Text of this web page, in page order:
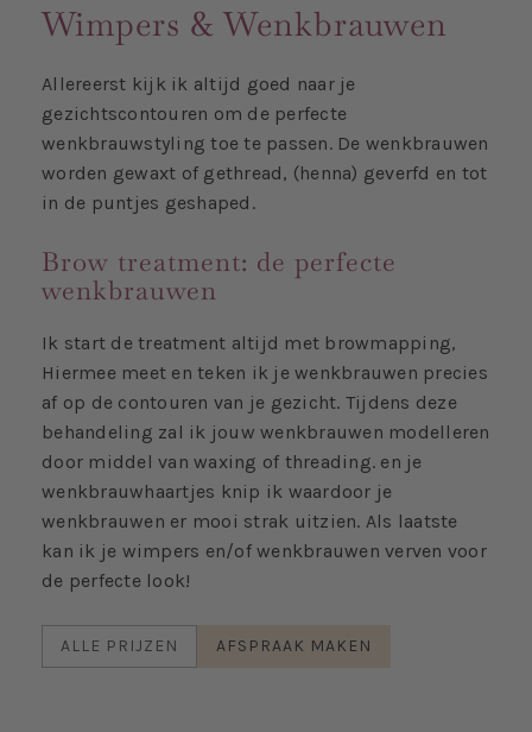
Wimpers & Wenkbrauwen
Allereerst kijk ik altijd goed naar je
gezichtscontouren om de perfecte
wenkbrauwstyling toe te passen. De wenkbrauwen
worden gewaxt of gethread, (henna) geverfd en tot
in de puntjes geshaped.
Brow treatment: de perfecte
wenkbrauwen
Ik start de treatment altijd met browmapping,
Hiermee meet en teken ik je wenkbrauwen precies
af op de contouren van je gezicht. Tijdens deze
behandeling zal ik jouw wenkbrauwen modelleren
door middel van waxing of threading. en je
wenkbrauwhaartjes knip ik waardoor je
wenkbrauwen er mooi strak uitzien. Als laatste
kan ik je wimpers en/of wenkbrauwen verven voor
de perfecte look!
ALLE PRIJZEN AFSPRAAK MAKEN